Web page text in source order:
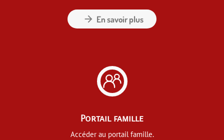
Portail famille
Accéder au portail famille.
arrow_forward En savoir plus